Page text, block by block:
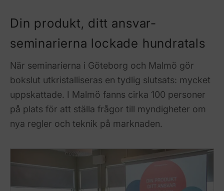
Din produkt, ditt ansvar-
seminarierna lockade hundratals
När seminarierna i Göteborg och Malmö gör
bokslut utkristalliseras en tydlig slutsats: mycket
uppskattade. I Malmö fanns cirka 100 personer
på plats för att ställa frågor till myndigheter om
nya regler och teknik på marknaden.